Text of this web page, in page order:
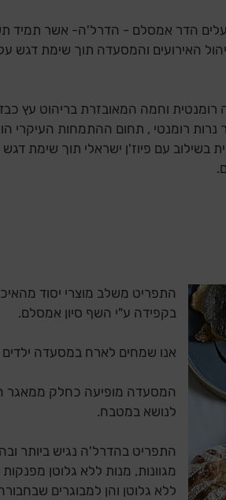
הדר אמסלם - הדרל'ה- אשר תמיד
האירועים והמסעדה תוך שימת דגש
רומנטית וחמה המאובזרת בריהוט עץ
נרות רומנטי , תחום ההתמחות העיקרי
עם פיוז'ן ישראלי תוך שימת דגש
התפריט משלב מוצרי יסוד
בקפידה ע"י השף סיון אמסלם.
אנו שמחים לארח במסעדה ילדים
המסעדה מופיעה כחלק ממאגר
לנושא במטבח.
התפריט בהדרל'ה נגיש ביותר
מגוונות, מנות ללא גלוטן
ללא גלוטן והן למבוגרים